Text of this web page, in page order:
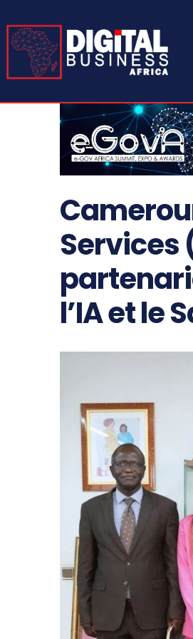
Services
l’IA et le